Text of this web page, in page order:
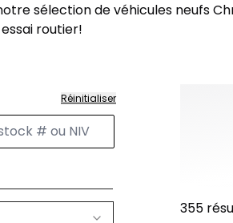
sélection de véhicules neufs
routier!
Réinitialiser
355